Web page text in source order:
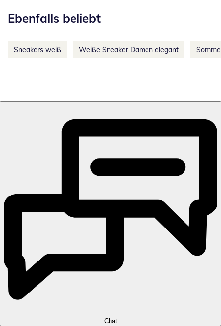
Ebenfalls beliebt
Sneakers weiß Weiße Sneaker Damen elegant
Chat